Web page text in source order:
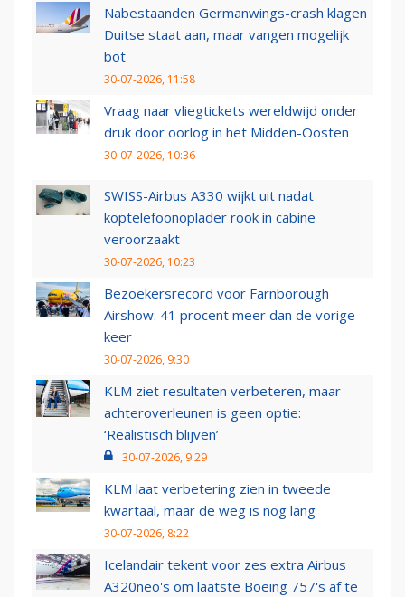
Nabestaanden Germanwings-crash klagen
Duitse staat aan, maar vangen mogelijk
bot
30-07-2026, 11:58
Vraag naar vliegtickets wereldwijd onder
druk door oorlog in het Midden-Oosten
30-07-2026, 10:36
SWISS-Airbus A330 wijkt uit nadat
koptelefoonoplader rook in cabine
veroorzaakt
30-07-2026, 10:23
Bezoekersrecord voor Farnborough
Airshow: 41 procent meer dan de vorige
keer
30-07-2026, 9:30
KLM ziet resultaten verbeteren, maar
achteroverleunen is geen optie:
‘Realistisch blijven’
30-07-2026, 9:29
KLM laat verbetering zien in tweede
kwartaal, maar de weg is nog lang
30-07-2026, 8:22
Icelandair tekent voor zes extra Airbus
A320neo's om laatste Boeing 757's af te